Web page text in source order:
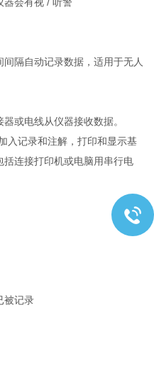
隔自动记录数据，适用于无人
或电线从仪器接收数据。
入记录和注解，打印和显示基
连接打印机或电脑用串行电
被记录